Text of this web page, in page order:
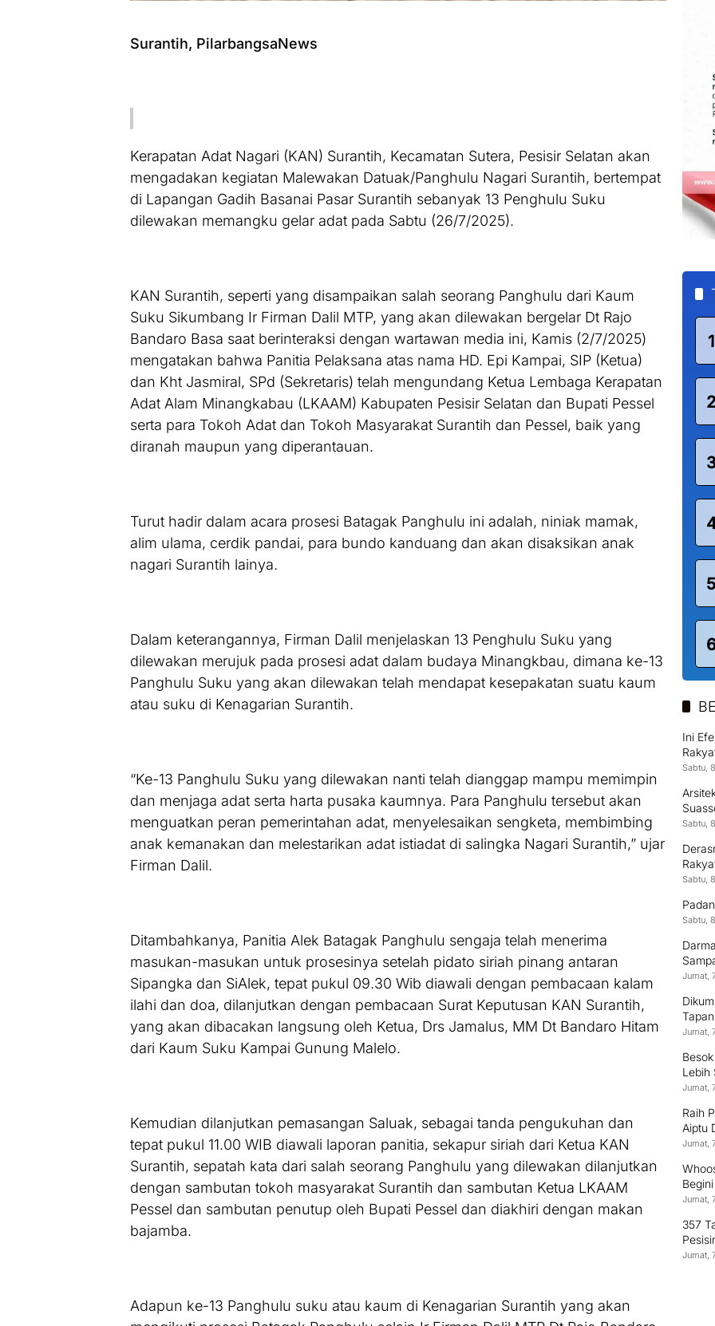
Surantih, PilarbangsaNews
Kerapatan Adat Nagari (KAN) Surantih, Kecamatan Sutera, Pesisir Selatan akan
mengadakan kegiatan Malewakan Datuak/Panghulu Nagari Surantih, bertempat
di Lapangan Gadih Basanai Pasar Surantih sebanyak 13 Penghulu Suku
dilewakan memangku gelar adat pada Sabtu (26/7/2025).
KAN Surantih, seperti yang disampaikan salah seorang Panghulu dari Kaum
Suku Sikumbang Ir Firman Dalil MTP, yang akan dilewakan bergelar Dt Rajo
Bandaro Basa saat berinteraksi dengan wartawan media ini, Kamis (2/7/2025)
mengatakan bahwa Panitia Pelaksana atas nama HD. Epi Kampai, SIP (Ketua)
dan Kht Jasmiral, SPd (Sekretaris) telah mengundang Ketua Lembaga Kerapatan
Adat Alam Minangkabau (LKAAM) Kabupaten Pesisir Selatan dan Bupati Pessel
serta para Tokoh Adat dan Tokoh Masyarakat Surantih dan Pessel, baik yang
diranah maupun yang diperantauan.
Turut hadir dalam acara prosesi Batagak Panghulu ini adalah, niniak mamak,
alim ulama, cerdik pandai, para bundo kanduang dan akan disaksikan anak
nagari Surantih lainya.
Dalam keterangannya, Firman Dalil menjelaskan 13 Penghulu Suku yang
dilewakan merujuk pada prosesi adat dalam budaya Minangkbau, dimana ke-13
Panghulu Suku yang akan dilewakan telah mendapat kesepakatan suatu kaum
atau suku di Kenagarian Surantih.
“Ke-13 Panghulu Suku yang dilewakan nanti telah dianggap mampu memimpin
dan menjaga adat serta harta pusaka kaumnya. Para Panghulu tersebut akan
menguatkan peran pemerintahan adat, menyelesaikan sengketa, membimbing
anak kemanakan dan melestarikan adat istiadat di salingka Nagari Surantih,” ujar
Firman Dalil.
Ditambahkanya, Panitia Alek Batagak Panghulu sengaja telah menerima
masukan-masukan untuk prosesinya setelah pidato siriah pinang antaran
Sipangka dan SiAlek, tepat pukul 09.30 Wib diawali dengan pembacaan kalam
ilahi dan doa, dilanjutkan dengan pembacaan Surat Keputusan KAN Surantih,
yang akan dibacakan langsung oleh Ketua, Drs Jamalus, MM Dt Bandaro Hitam
dari Kaum Suku Kampai Gunung Malelo.
Kemudian dilanjutkan pemasangan Saluak, sebagai tanda pengukuhan dan
tepat pukul 11.00 WIB diawali laporan panitia, sekapur siriah dari Ketua KAN
Surantih, sepatah kata dari salah seorang Panghulu yang dilewakan dilanjutkan
dengan sambutan tokoh masyarakat Surantih dan sambutan Ketua LKAAM
Pessel dan sambutan penutup oleh Bupati Pessel dan diakhiri dengan makan
bajamba.
Adapun ke-13 Panghulu suku atau kaum di Kenagarian Surantih yang akan
1
2
5
Ini
Sabtu,
Sabtu,
Sabtu,
Sabtu,
Jumat,
Jumat,
Lebih
Jumat,
Raih
Aiptu
Terus
Jumat,
Jumat,
357
Jumat,